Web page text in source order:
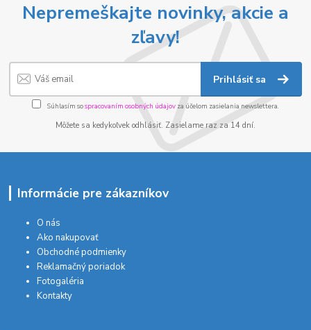
Nepremeškajte novinky, akcie a
zľavy!
Prihlásiť sa
Súhlasím sospracovaním osobných údajov za účelom zasielania newslettera.
Môžete sa kedykoľvek odhlásiť. Zasielame raz za 14 dní.
Informácie pre zákazníkov
O nás
Ako nakupovať
Obchodné podmienky
Reklamačný poriadok
Fotogaléria
Kontakty